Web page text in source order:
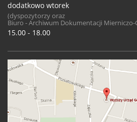
dodatkowo wtorek
(dyspozytorzy oraz
Biuro - Archiwum Dokumentacji Mierniczo-
15.00 - 18.00